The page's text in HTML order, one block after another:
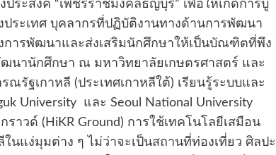
ะสงค์ “เพชรราชมงคลธัญบุรี” เพื่อให้เกิดการบู
ระเทศ บุคลากรที่ปฏิบัติงานทางด้านการพัฒนา
การพัฒนาและส่งเสริมนักศึกษาให้เป็นบัณฑิตที่พึง
ฒนานักศึกษา ณ มหาวิทยาลัยเกษตรศาสตร์ และ
ฐเกาหลี (ประเทศเกาหลีใต้) เรียนรู้ระบบและ
University และ Seoul National University
าวด์ (HiKR Ground) การใช้เทคโนโลยีเสมือน
ในแง่มุมต่าง ๆ ไม่ว่าจะเป็นสถานที่ท่องเที่ยว ศิลปะ